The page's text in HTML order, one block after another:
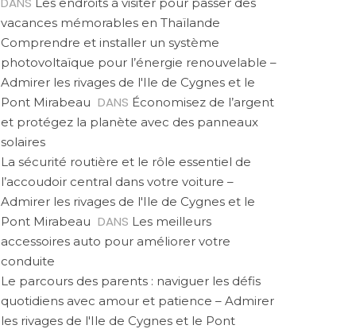
vacances mémorables en Thaïlande
Comprendre et installer un système
photovoltaïque pour l’énergie renouvelable –
Admirer les rivages de l'Ile de Cygnes et le
Pont Mirabeau DANS Économisez de l’argent
et protégez la planète avec des panneaux
solaires
La sécurité routière et le rôle essentiel de
l’accoudoir central dans votre voiture –
Admirer les rivages de l'Ile de Cygnes et le
Pont Mirabeau DANS Les meilleurs
accessoires auto pour améliorer votre
conduite
Le parcours des parents : naviguer les défis
quotidiens avec amour et patience – Admirer
les rivages de l'Ile de Cygnes et le Pont